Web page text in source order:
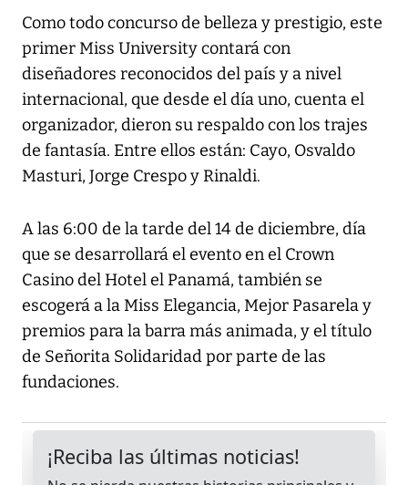
Como todo concurso de belleza y prestigio, este
primer Miss University contará con
diseñadores reconocidos del país y a nivel
internacional, que desde el día uno, cuenta el
organizador, dieron su respaldo con los trajes
de fantasía. Entre ellos están: Cayo, Osvaldo
Masturi, Jorge Crespo y Rinaldi.
A las 6:00 de la tarde del 14 de diciembre, día
que se desarrollará el evento en el Crown
Casino del Hotel el Panamá, también se
escogerá a la Miss Elegancia, Mejor Pasarela y
premios para la barra más animada, y el título
de Señorita Solidaridad por parte de las
fundaciones.